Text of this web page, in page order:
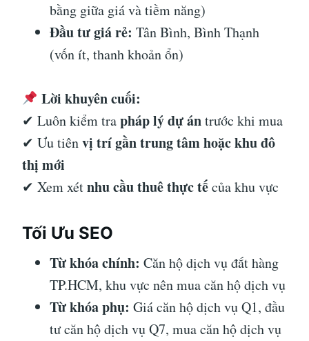
bằng giữa giá và tiềm năng)
Đầu tư giá rẻ: Tân Bình, Bình Thạnh
(vốn ít, thanh khoản ổn)
Lời khuyên cuối:
✔ Luôn kiểm trapháp lý dự ántrước khi mua
✔ Ưu tiênvị trí gần trung tâm hoặc khu đô
thị mới
✔ Xem xétnhu cầu thuê thực tếcủa khu vực
Tối Ưu SEO
Từ khóa chính: Căn hộ dịch vụ đắt hàng
TP.HCM, khu vực nên mua căn hộ dịch vụ
Từ khóa phụ: Giá căn hộ dịch vụ Q1, đầu
tư căn hộ dịch vụ Q7, mua căn hộ dịch vụ